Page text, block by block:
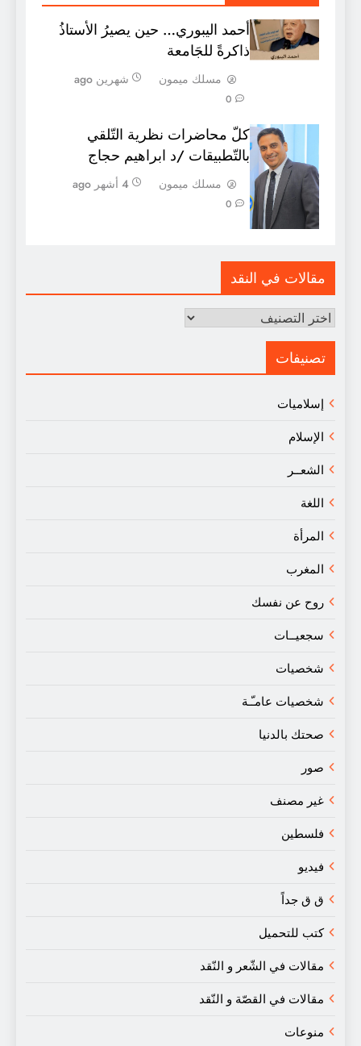
أحمد اليبوري… حين يصيرُ الأستاذُ
ذاكرةً للجَامعة
مسلك ميمون شهرين ago
0
كلّ محاضرات نظرية التّلقي
بالتّطبيقات /د ابراهيم حجاج
مسلك ميمون 4 أشهر ago
0
مقالات في النقد
مقالات
النقد
تصنيفات
إسلاميات
الإسلام
الشعــر
اللغة
المرأة
المغرب
روح عن نفسك
سجعيــات
شخصيات
شخصيات عامـّـة
صحتك بالدنيا
صور
غير مصنف
فلسطين
فيديو
ق ق جداً
كتب للتحميل
مقالات في الشّعر و النّقد
مقالات في القصّة و النّقد
منوعات